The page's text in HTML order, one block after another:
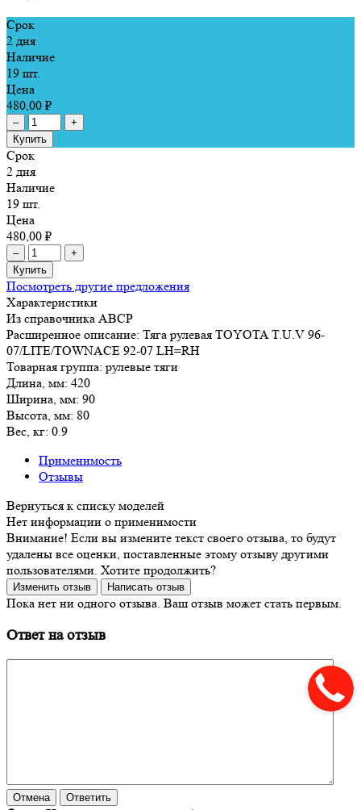
Срок
2 дня
Наличие
19 шт.
Цена
480,00 ₽
–
+
Купить
Срок
2 дня
Наличие
19 шт.
Цена
480,00 ₽
–
+
Купить
Посмотреть другие предложения
Характеристики
Из справочника ABCP
Расширенное описание: Тяга рулевая TOYOTA T.U.V 96-
07/LITE/TOWNACE 92-07 LH=RH
Товарная группа: рулевые тяги
Длина, мм: 420
Ширина, мм: 90
Высота, мм: 80
Вес, кг: 0.9
Применимость
Отзывы
Нет информации о применимости
Внимание! Если вы измените текст своего отзыва, то будут
удалены все оценки, поставленные этому отзыву другими
пользователями. Хотите продолжить?
Пока нет ни одного отзыва. Ваш отзыв может стать первым.
Ответ на отзыв